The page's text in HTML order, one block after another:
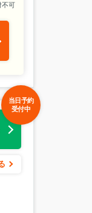
不可
当日予約
受付中